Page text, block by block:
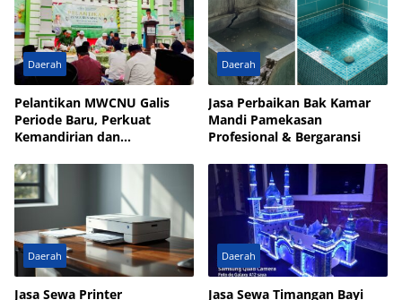
Daerah
Pelantikan MWCNU Galis
Periode Baru, Perkuat
Kemandirian dan
Daerah
Jasa Perbaikan Bak Kamar
Mandi Pamekasan
Profesional & Bergaransi
Daerah
Jasa Sewa Printer
Daerah
Jasa Sewa Timangan Bayi